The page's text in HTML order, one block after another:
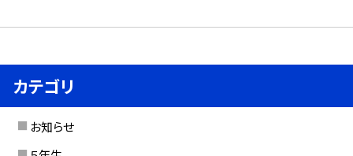
カテゴリ
お知らせ